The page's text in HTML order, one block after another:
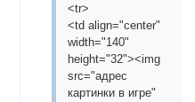
<tr>
<td align="center"
width="140"
height="32"><img
src="адрес
картинки в игре"